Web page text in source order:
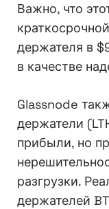
Важно, что
держателя в
в качестве
Glassnode
держатели
прибыли, но
разгрузки.
держателей